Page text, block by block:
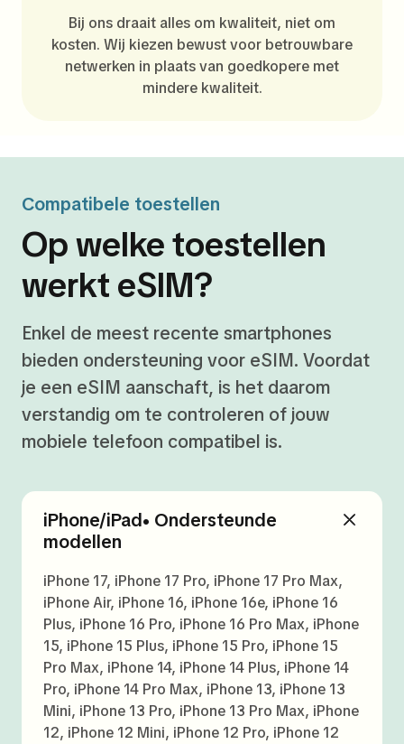
Bij ons draait alles om kwaliteit, niet om
kosten. Wij kiezen bewust voor betrouwbare
netwerken in plaats van goedkopere met
mindere kwaliteit.
Compatibele toestellen
Op welke toestellen
werkt eSIM?
Enkel de meest recente smartphones
bieden ondersteuning voor eSIM. Voordat
je een eSIM aanschaft, is het daarom
verstandig om te controleren of jouw
mobiele telefoon compatibel is.
iPhone/iPad• Ondersteunde
modellen
iPhone 17, iPhone 17 Pro, iPhone 17 Pro Max,
iPhone Air, iPhone 16, iPhone 16e, iPhone 16
Plus, iPhone 16 Pro, iPhone 16 Pro Max, iPhone
15, iPhone 15 Plus, iPhone 15 Pro, iPhone 15
Pro Max, iPhone 14, iPhone 14 Plus, iPhone 14
Pro, iPhone 14 Pro Max, iPhone 13, iPhone 13
Mini, iPhone 13 Pro, iPhone 13 Pro Max, iPhone
12, iPhone 12 Mini, iPhone 12 Pro, iPhone 12